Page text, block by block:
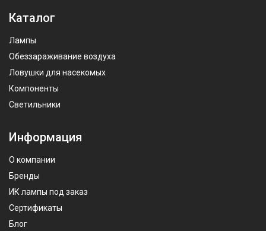
Каталог
Лампы
Обеззараживание воздуха
Ловушки для насекомых
Компоненты
Светильники
Информация
О компании
Бренды
ИК лампы под заказ
Сертификаты
Блог